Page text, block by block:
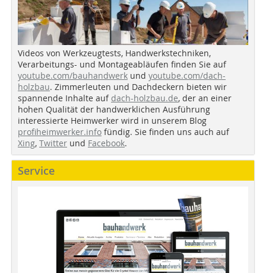
Videos von Werkzeugtests, Handwerkstechniken,
Verarbeitungs- und Montageabläufen finden Sie auf
youtube.com/bauhandwerk und youtube.com/dach-
holzbau. Zimmerleuten und Dachdeckern bieten wir
spannende Inhalte auf dach-holzbau.de, der an einer
hohen Qualität der handwerklichen Ausführung
interessierte Heimwerker wird in unserem Blog
profiheimwerker.info fündig. Sie finden uns auch auf
Xing, Twitter und Facebook.
Service